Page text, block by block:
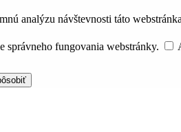
analýzu návštevnosti táto
správneho fungovania webstránky.